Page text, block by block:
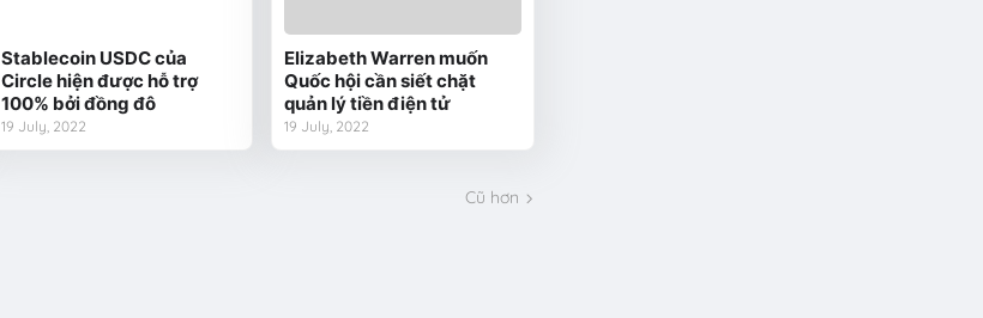
Stablecoin USDC của
Circle hiện được hỗ trợ
100% bởi đồng đô
19 July, 2022
Elizabeth Warren muốn
Quốc hội cần siết chặt
quản lý tiền điện tử
19 July, 2022
Cũ hơn